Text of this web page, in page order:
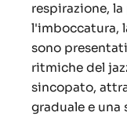
respirazione,
l'imboccatura,
sono
ritmiche del
sincopato,
graduale e una